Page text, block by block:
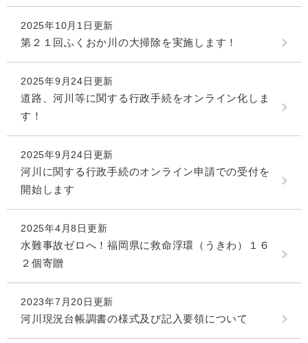
2025年10月1日更新
第２１回ふくおか川の大掃除を実施します！
2025年9月24日更新
道路、河川等に関する行政手続をオンライン化しま
す！
2025年9月24日更新
河川に関する行政手続のオンライン申請での受付を
開始します
2025年4月8日更新
水難事故ゼロへ！福岡県に救命浮環（うきわ）１６
２個寄贈
2023年7月20日更新
河川現況台帳調書の様式及び記入要領について